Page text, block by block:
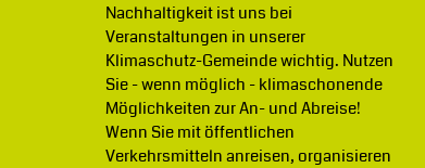
Nachhaltigkeit ist uns bei
Veranstaltungen in unserer
Klimaschutz-Gemeinde wichtig. Nutzen
Sie - wenn möglich - klimaschonende
Möglichkeiten zur An- und Abreise!
Wenn Sie mit öffentlichen
Verkehrsmitteln anreisen, organisieren